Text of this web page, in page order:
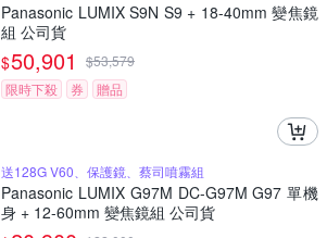
Panasonic LUMIX S9N S9 + 18-40mm 變焦鏡
組 公司貨
$50,901 $53,579
限時下殺
券 贈品
送128G V60、保護鏡、蔡司噴霧組
Panasonic LUMIX G97M DC-G97M G97 單機
身 + 12-60mm 變焦鏡組 公司貨